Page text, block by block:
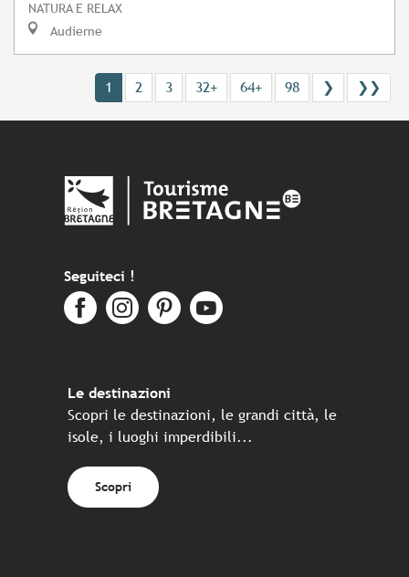
NATURA E RELAX
Audierne
1 2 3 32+ 64+ 98 ❯ ❯❯
Seguiteci !
Le destinazioni
Scopri le destinazioni, le grandi città, le
isole, i luoghi imperdibili...
Scopri